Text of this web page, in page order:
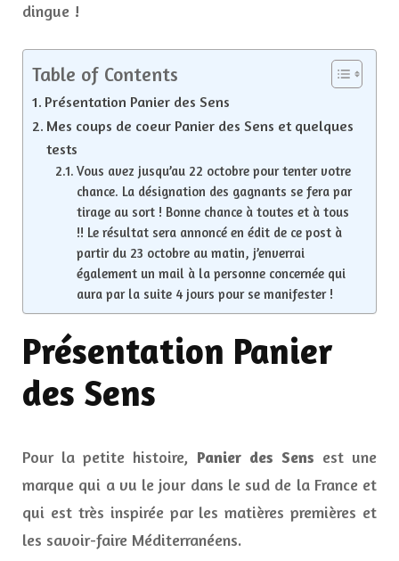
dingue !
Table of Contents
Présentation Panier des Sens
Mes coups de coeur Panier des Sens et quelques
tests
Vous avez jusqu’au 22 octobre pour tenter votre
chance. La désignation des gagnants se fera par
tirage au sort ! Bonne chance à toutes et à tous
!! Le résultat sera annoncé en édit de ce post à
partir du 23 octobre au matin, j’enverrai
également un mail à la personne concernée qui
aura par la suite 4 jours pour se manifester !
Présentation Panier
des Sens
Pour la petite histoire, Panier des Sens est une
marque qui a vu le jour dans le sud de la France et
qui est très inspirée par les matières premières et
les savoir-faire Méditerranéens.